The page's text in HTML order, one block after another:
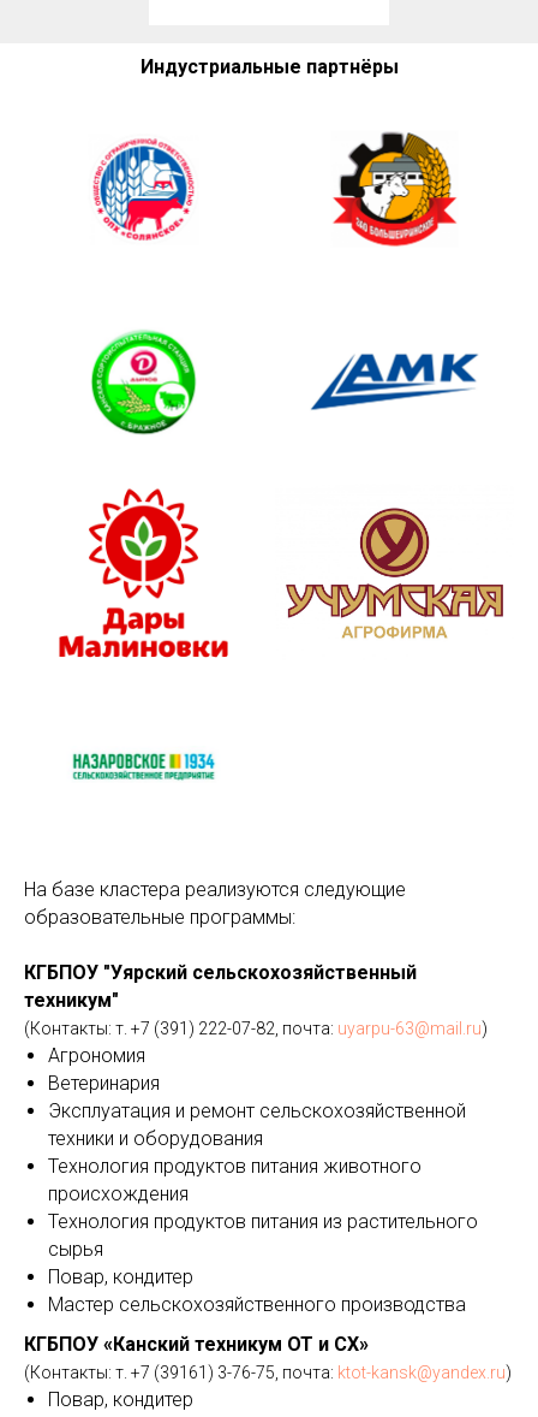
Индустриальные партнёры
На базе кластера реализуются следующие
образовательные программы:
КГБПОУ "Уярский сельскохозяйственный
техникум"
(Контакты: т. +7 (391) 222-07-82, почта: uyarpu-63@mail.ru)
Агрономия
Ветеринария
Эксплуатация и ремонт сельскохозяйственной
техники и оборудования
Технология продуктов питания животного
происхождения
Технология продуктов питания из растительного
сырья
Повар, кондитер
Мастер сельскохозяйственного производства
КГБПОУ «Канский техникум ОТ и СХ»
(Контакты: т. +7 (39161) 3-76-75, почта: ktot-kansk@yandex.ru)
Повар, кондитер